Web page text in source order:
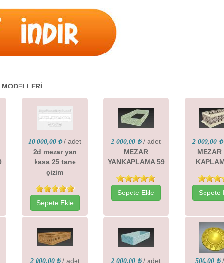
10 000,00 ₺ / adet
2d mezar yan
kasa 25 tane
çizim
Sepete Ekle
2 000,00 ₺ / adet
MEZAR
YANKAPLAMA 59
Sepete Ekle
2 000,00 ₺
MEZAR
Sepete
2 000,00 ₺ / adet
2 000,00 ₺ / adet
500,00 ₺